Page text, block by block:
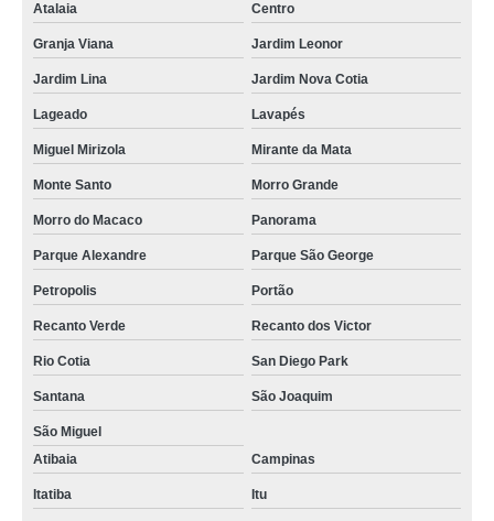
Atalaia Centro
Granja Viana Jardim Leonor
Jardim Lina Jardim Nova Cotia
Lageado Lavapés
Miguel Mirizola Mirante da Mata
Monte Santo Morro Grande
Morro do Macaco Panorama
Parque Alexandre Parque São George
Petropolis Portão
Recanto Verde Recanto dos Victor
Rio Cotia San Diego Park
Santana São Joaquim
São Miguel
Atibaia
Campinas
Itatiba Itu